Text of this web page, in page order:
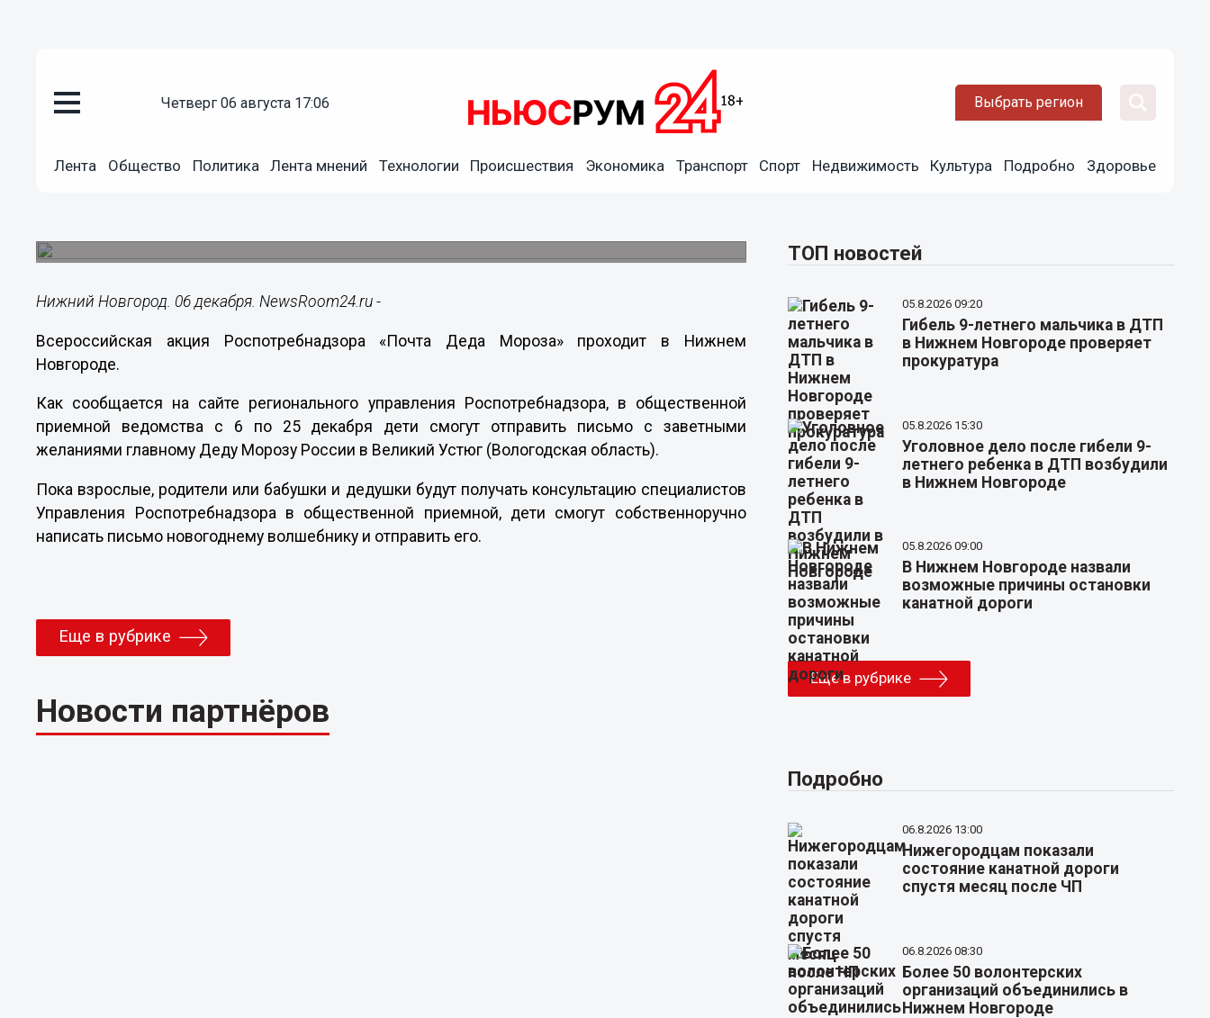
четверг 06 августа 17:06 Выбрать регион
Лента Общество Политика Лента мнений Технологии Происшествия Экономика Транспорт Спорт Недвижимость Культура Подробно Здоровье
06.12.201921:40
Нижний Новгород. 06 декабря. NewsRoom24.ru -
Всероссийская акция Роспотребнадзора «Почта Деда Мороза» проходит в Нижнем
Новгороде.
Как сообщается на сайте регионального управления Роспотребнадзора, в общественной
приемной ведомства с 6 по 25 декабря дети смогут отправить письмо с заветными
желаниями главному Деду Морозу России в Великий Устюг (Вологодская область).
Пока взрослые, родители или бабушки и дедушки будут получать консультацию специалистов
Управления Роспотребнадзора в общественной приемной, дети смогут собственноручно
написать письмо новогоднему волшебнику и отправить его.
Еще в рубрике
Новости партнёров
ТОП новостей
05.8.2026 09:20
Гибель 9-летнего мальчика в ДТП
в Нижнем Новгороде проверяет
прокуратура
05.8.2026 15:30
Уголовное дело после гибели 9-
летнего ребенка в ДТП возбудили
в Нижнем Новгороде
05.8.2026 09:00
В Нижнем Новгороде назвали
возможные причины остановки
канатной дороги
Еще в рубрике
Подробно
06.8.2026 13:00
Нижегородцам показали
состояние канатной дороги
спустя месяц после ЧП
06.8.2026 08:30
Более 50 волонтерских
организаций объединились в
Нижнем Новгороде